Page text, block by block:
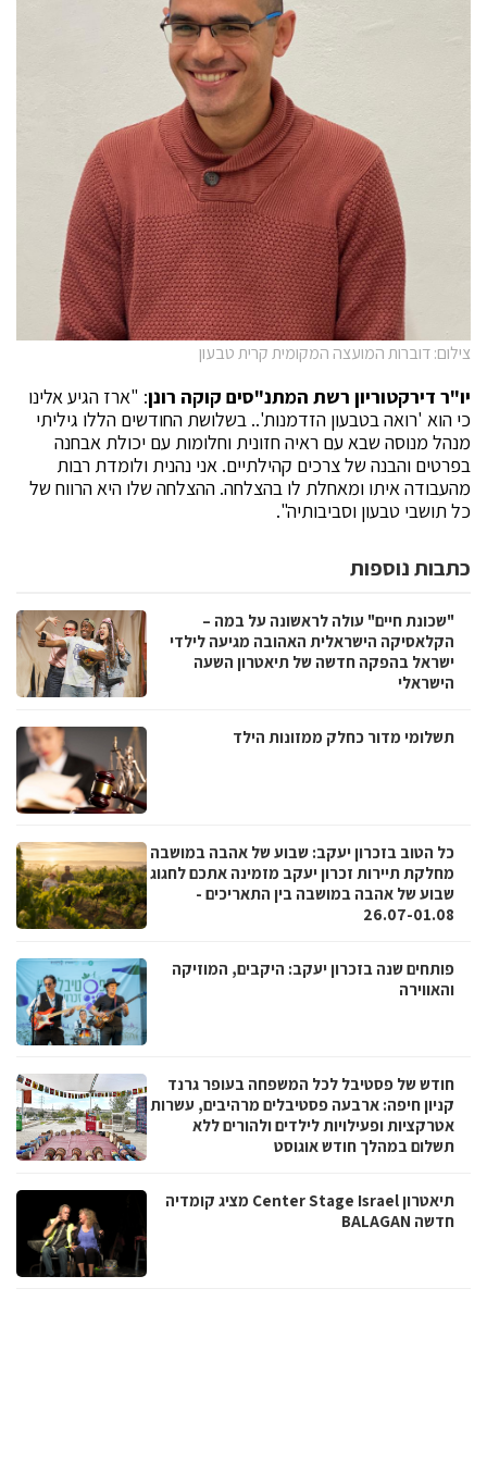
צילום: דוברות המועצה המקומית קרית טבעון
יו"ר דירקטוריון רשת המתנ"סים קוקה רונן: "ארז הגיע אלינו
כי הוא 'רואה בטבעון הזדמנות'.. בשלושת החודשים הללו גיליתי
מנהל מנוסה שבא עם ראיה חזונית וחלומות עם יכולת אבחנה
בפרטים והבנה של צרכים קהילתיים. אני נהנית ולומדת רבות
מהעבודה איתו ומאחלת לו בהצלחה. ההצלחה שלו היא הרווח של
כל תושבי טבעון וסביבותיה".
כתבות נוספות
"שכונת חיים" עולה לראשונה על במה –
הקלאסיקה הישראלית האהובה מגיעה לילדי
ישראל בהפקה חדשה של תיאטרון השעה
הישראלי
תשלומי מדור כחלק ממזונות הילד
כל הטוב בזכרון יעקב: שבוע של אהבה במושבה
מחלקת תיירות זכרון יעקב מזמינה אתכם לחגוג
שבוע של אהבה במושבה בין התאריכים -
26.07-01.08
פותחים שנה בזכרון יעקב: היקבים, המוזיקה
והאווירה
חודש של פסטיבל לכל המשפחה בעופר גרנד
קניון חיפה: ארבעה פסטיבלים מרהיבים, עשרות
אטרקציות ופעילויות לילדים ולהורים ללא
תשלום במהלך חודש אוגוסט
תיאטרון Center Stage Israel מציג קומדיה
חדשה BALAGAN